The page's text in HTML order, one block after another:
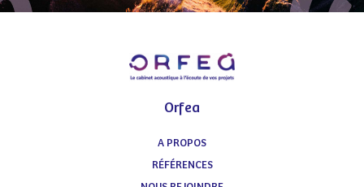
Orfea
A PROPOS
RÉFÉRENCES